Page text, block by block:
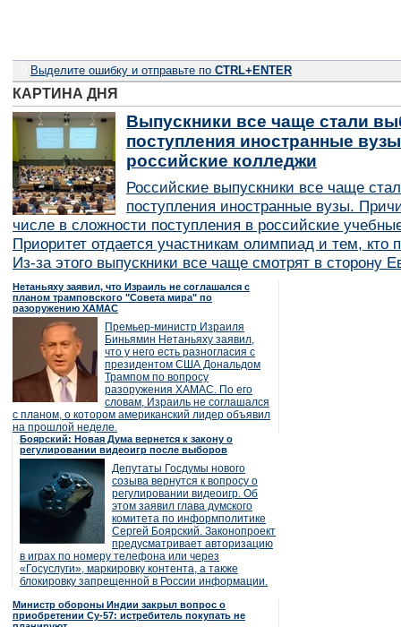
Выделите ошибку и отправьте по CTRL+ENTER
КАРТИНА ДНЯ
Выпускники все чаще стали
поступления иностранные
российские колледжи
Российские выпускники все чаще
поступления иностранные вузы.
числе в сложности поступления в российские
Приоритет отдается участникам олимпиад и тем, кто
Из-за этого выпускники все чаще смотрят в сторону
Нетаньяху заявил, что Израиль не соглашался с
планом трамповского "Совета мира" по
разоружению ХАМАС
Премьер-министр Израиля
Биньямин Нетаньяху заявил,
что у него есть разногласия с
президентом США Дональдом
Трампом по вопросу
разоружения ХАМАС. По его
словам, Израиль не соглашался
с планом, о котором американский лидер объявил
на прошлой неделе.
Боярский: Новая Дума вернется к закону о
регулировании видеоигр после выборов
Депутаты Госдумы нового
созыва вернутся к вопросу о
регулировании видеоигр. Об
этом заявил глава думского
комитета по информполитике
Сергей Боярский. Законопроект
предусматривает авторизацию
в играх по номеру телефона или через
«Госуслуги», маркировку контента, а также
блокировку запрещенной в России информации.
Министр обороны Индии закрыл вопрос о
приобретении Су-57: истребитель покупать не